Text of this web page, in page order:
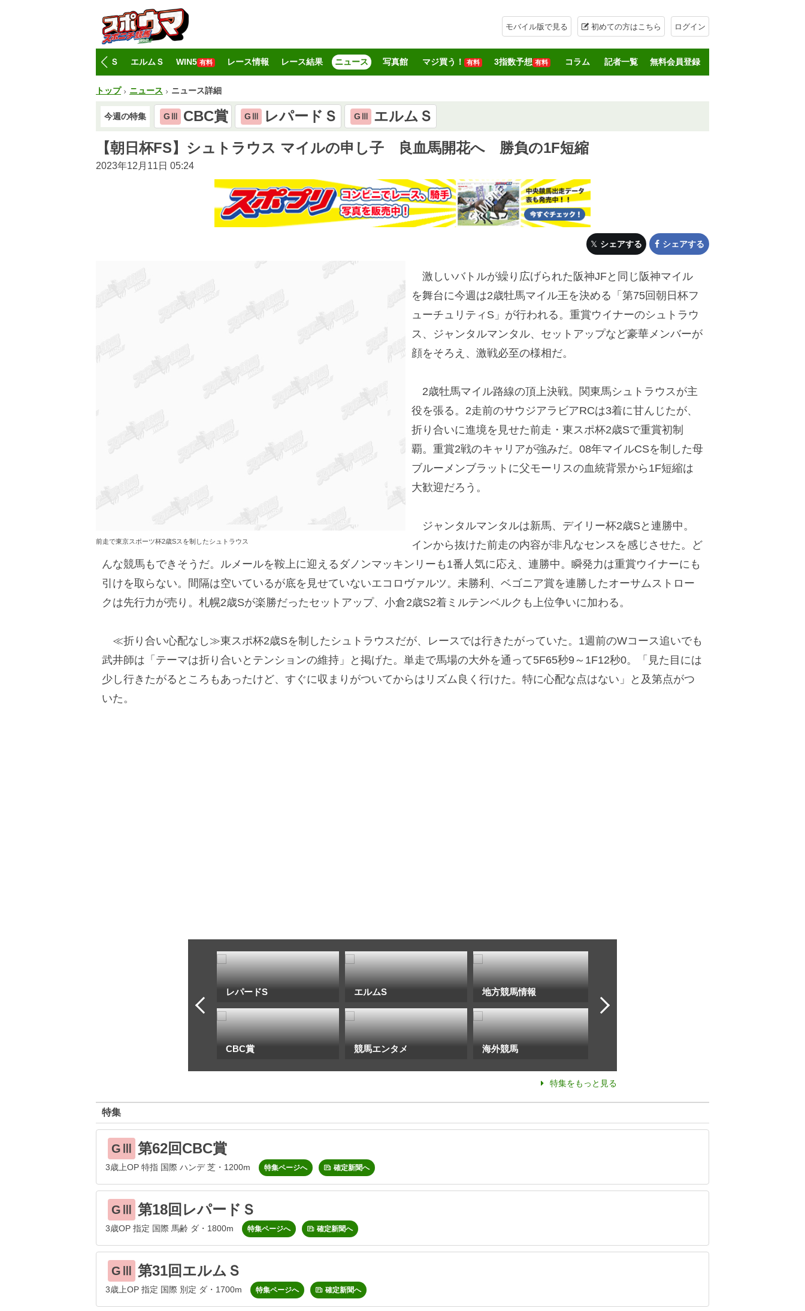
モバイル版で見る 初めての方はこちら ログイン
レパードＳ エルムＳ WIN5 有料 レース情報 レース結果 ニュース 写真館 マジ買う！ 有料 3指数予想 有料 コラム 記者一覧 無料会員登録
トップ ニュース ニュース詳細
今週の特集 GⅢ CBC賞 GⅢ レパードＳ GⅢ
エルムＳ
【朝日杯FS】シュトラウス マイルの申し子 良血馬開花へ 勝負の1F短縮
2023年12月11日 05:24
シェアする シェアする
前走で東京スポーツ杯2歳Sスを制したシュトラウス
激しいバトルが繰り広げられた阪神JFと同じ阪神マイル
を舞台に今週は2歳牡馬マイル王を決める「第75回朝日杯フ
ューチュリティS」が行われる。重賞ウイナーのシュトラウ
ス、ジャンタルマンタル、セットアップなど豪華メンバーが
顔をそろえ、激戦必至の様相だ。
2歳牡馬マイル路線の頂上決戦。関東馬シュトラウスが主
役を張る。2走前のサウジアラビアRCは3着に甘んじたが、
折り合いに進境を見せた前走・東スポ杯2歳Sで重賞初制
覇。重賞2戦のキャリアが強みだ。08年マイルCSを制した母
ブルーメンブラットに父モーリスの血統背景から1F短縮は
大歓迎だろう。
ジャンタルマンタルは新馬、デイリー杯2歳Sと連勝中。
インから抜けた前走の内容が非凡なセンスを感じさせた。ど
んな競馬もできそうだ。ルメールを鞍上に迎えるダノンマッキンリーも1番人気に応え、連勝中。瞬発力は重賞ウイナーにも
引けを取らない。間隔は空いているが底を見せていないエコロヴァルツ。未勝利、ベゴニア賞を連勝したオーサムストロー
クは先行力が売り。札幌2歳Sが楽勝だったセットアップ、小倉2歳S2着ミルテンベルクも上位争いに加わる。
≪折り合い心配なし≫東スポ杯2歳Sを制したシュトラウスだが、レースでは行きたがっていた。1週前のWコース追いでも
武井師は「テーマは折り合いとテンションの維持」と掲げた。単走で馬場の大外を通って5F65秒9～1F12秒0。「見た目には
少し行きたがるところもあったけど、すぐに収まりがついてからはリズム良く行けた。特に心配な点はない」と及第点がつ
いた。
レパードS
CBC賞
エルムS
競馬エンタメ
地方競馬情報
海外競馬
特集をもっと見る
特集
GⅢ 第62回CBC賞
3歳上OP 特指 国際 ハンデ 芝・1200m 特集ページへ 確定新聞へ
GⅢ 第18回レパードＳ
3歳OP 指定 国際 馬齢 ダ・1800m 特集ページへ 確定新聞へ
GⅢ 第31回エルムＳ
3歳上OP 指定 国際 別定 ダ・1700m 特集ページへ 確定新聞へ